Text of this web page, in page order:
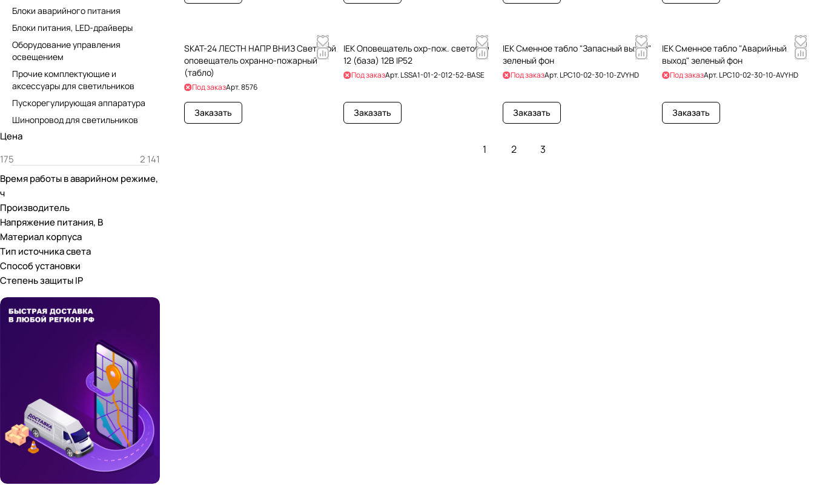
SKAT-24 ЛЕСТН НАПР ВНИЗ Световой
оповещатель охранно-пожарный
(табло)
Под заказАрт.8576
Заказать
IEK Оповещатель охр-пож. световой
12 (база) 12В IP52
Под заказАрт. LSSA1-01-2-012-52-BASE
Заказать
IEK Сменное табло "Запасный выход"
зеленый фон
Под заказАрт. LPC10-02-30-10-ZVYHD
Заказать
IEK Сменное табло "Аварийный
выход" зеленый фон
Под заказАрт. LPC10-02-30-10-AVYHD
Заказать
1 2 3
Блоки аварийного питания
Блоки питания, LED-драйверы
Оборудование управления
освещением
Прочие комплектующие и
аксессуары для светильников
Пускорегулирующая аппаратура
Шинопровод для светильников
Цена
Время работы в аварийном режиме,
ч
Производитель
Напряжение питания, В
Материал корпуса
Тип источника света
Способ установки
Степень защиты IP